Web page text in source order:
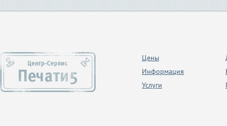
Цены
Информация
Услуги